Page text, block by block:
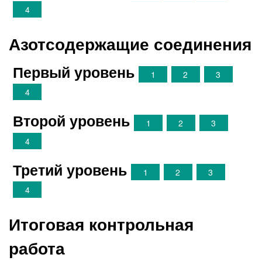
4
Азотсодержащие соединения
Первый уровень 1 2
3
4
Второй уровень 1 2
3
4
Третий уровень 1 2
3
4
Итоговая контрольная
работа